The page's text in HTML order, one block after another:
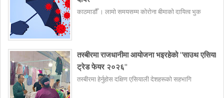
काठमाडौँ । लामो समयसम्म कोरोना बीमाको दायित्व भुक
तस्बीरमा राजधानीमा आयोजना भइरहेको "साउथ एसिया
ट्रेड फेयर २०२६"
तस्बीरमा हेर्नुहोस दक्षिण एसियाली देशहरूको सहभागि